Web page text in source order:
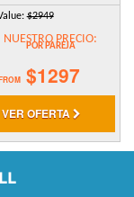
$2949
NUESTRO PRECIO:
POR PAREJA
FROM $1297
VER OFERTA